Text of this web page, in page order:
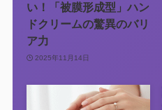
い！「被膜形成型」ハン
ドクリームの驚異のバリ
ア力
2025年11月14日